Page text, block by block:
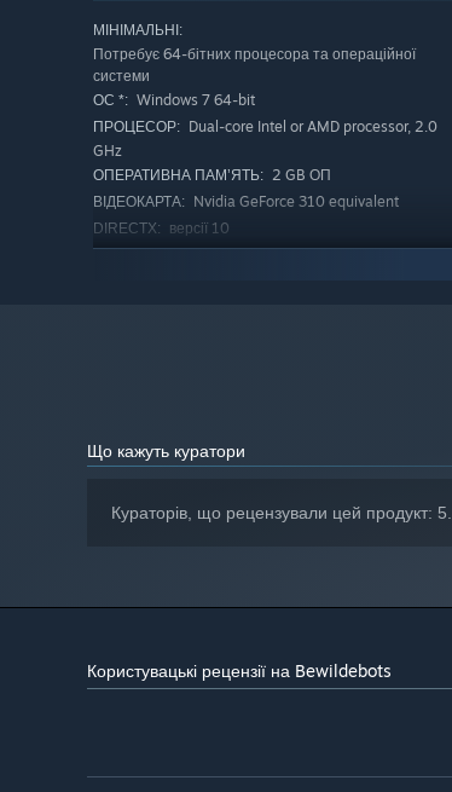
МІНІМАЛЬНІ:
Потребує 64-бітних процесора та операційної
системи
ОС *: Windows 7 64-bit
ПРОЦЕСОР: Dual-core Intel or AMD processor, 2.0
GHz
ОПЕРАТИВНА ПАМ’ЯТЬ: 2 GB ОП
ВІДЕОКАРТА: Nvidia GeForce 310 equivalent
DIRECTX: версії 10
300 MB доступного місця
Що кажуть куратори
Кураторів, що рецензували цей продукт: 5.
Користувацькі рецензії на Bewildebots